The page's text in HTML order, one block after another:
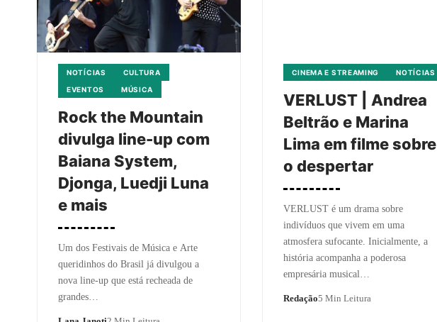
NOTÍCIAS
CULTURA
EVENTOS
MÚSICA
Rock the Mountain
divulga line-up com
Baiana System,
Djonga, Luedji Luna
e mais
Um dos Festivais de Música e Arte
queridinhos do Brasil já divulgou a
nova line-up que está recheada de
grandes…
CINEMA E STREAMING NOTÍCIAS
VERLUST | Andrea
Beltrão e Marina
Lima em filme sobre
o despertar
VERLUST é um drama sobre
indivíduos que vivem em uma
atmosfera sufocante. Inicialmente, a
história acompanha a poderosa
empresária musical…
Redação5 Min Leitura